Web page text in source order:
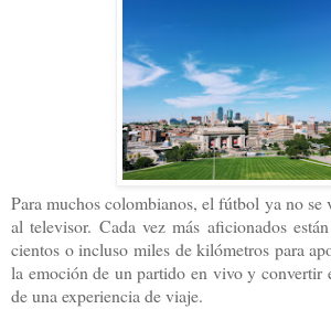
Para muchos colombianos, el fútbol ya no se
al televisor. Cada vez más aficionados
cientos o incluso miles de kilómetros para
la emoción de un partido en vivo y convertir
de una experiencia de viaje.